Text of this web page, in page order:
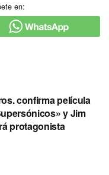
en:
confirma película
y Jim
protagonista